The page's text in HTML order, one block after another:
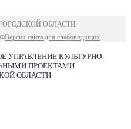
ОБЛАСТИ
Версия сайта для слабовидящих
УПРАВЛЕНИЕ КУЛЬТУРНО-
ПРОЕКТАМИ
ОБЛАСТИ